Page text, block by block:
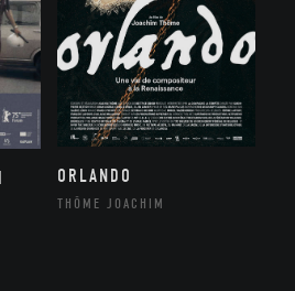
ORLANDO
THÔME JOACHIM